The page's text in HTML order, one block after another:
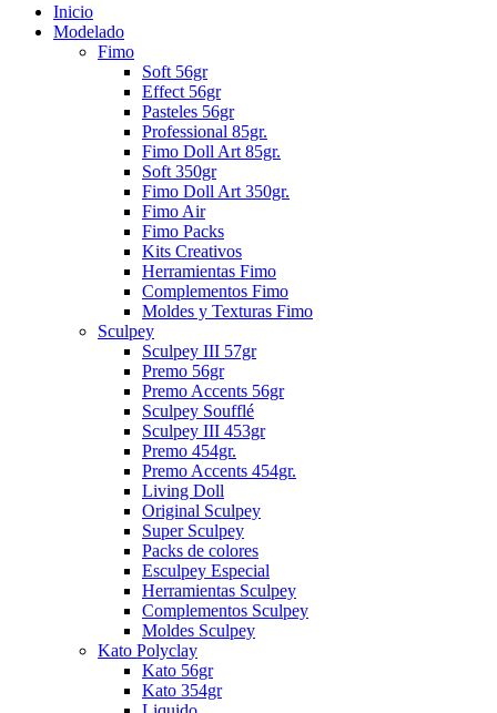
Inicio
Modelado
Fimo
Soft 56gr
Effect 56gr
Pasteles 56gr
Professional 85gr.
Fimo Doll Art 85gr.
Soft 350gr
Fimo Doll Art 350gr.
Fimo Air
Fimo Packs
Kits Creativos
Herramientas Fimo
Complementos Fimo
Moldes y Texturas Fimo
Sculpey
Sculpey III 57gr
Premo 56gr
Premo Accents 56gr
Sculpey Soufflé
Sculpey III 453gr
Premo 454gr.
Premo Accents 454gr.
Living Doll
Original Sculpey
Super Sculpey
Packs de colores
Esculpey Especial
Herramientas Sculpey
Complementos Sculpey
Moldes Sculpey
Kato Polyclay
Kato 56gr
Kato 354gr